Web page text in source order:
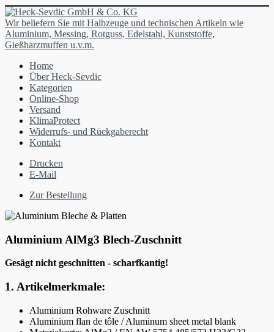
Wir beliefern Sie mit Halbzeuge und technischen Artikeln wie
Aluminium, Messing, Rotguss, Edelstahl, Kunststoffe,
Gießharzmuffen u.v.m.
Home
Über Heck-Sevdic
Kategorien
Online-Shop
Versand
KlimaProtect
Widerrufs- und Rückgaberecht
Kontakt
Drucken
E-Mail
Zur Bestellung
Aluminium AlMg3 Blech-Zuschnitt
Gesägt nicht geschnitten - scharfkantig!
1. Artikelmerkmale:
Aluminium Rohware Zuschnitt
Aluminium flan de tôle / Aluminum sheet metal blank